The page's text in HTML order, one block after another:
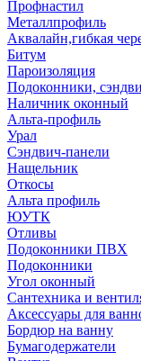
Профнастил
Металлпрофиль
Аквалайн,гибкая
Битум
Пароизоляция
Подоконники,
Наличник оконный
Альта-профиль
Урал
Сэндвич-панели
Нащельник
Откосы
Альта профиль
ЮУТК
Отливы
Подоконники ПВХ
Подоконники
Угол оконный
Сантехника и
Аксессуары для
Бордюр на ванну
Бумагодержатели